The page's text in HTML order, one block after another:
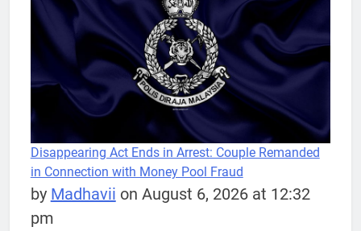
Disappearing Act Ends in Arrest: Couple Remanded
in Connection with Money Pool Fraud
by Madhavii on August 6, 2026 at 12:32
pm